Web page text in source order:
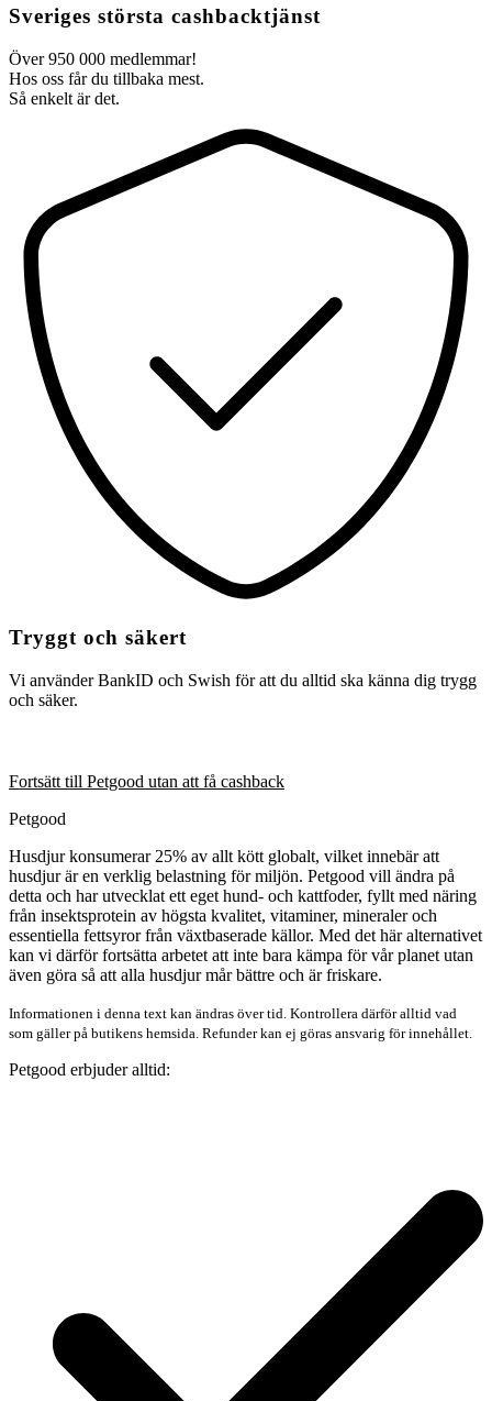
Sveriges största cashbacktjänst
Över 950 000 medlemmar!
Hos oss får du tillbaka mest.
Så enkelt är det.
Tryggt och säkert
Vi använder BankID och Swish för att du alltid ska känna dig trygg
och säker.
Fortsätt till Petgood utan att få cashback
Petgood
Husdjur konsumerar 25% av allt kött globalt, vilket innebär att
husdjur är en verklig belastning för miljön. Petgood vill ändra på
detta och har utvecklat ett eget hund- och kattfoder, fyllt med näring
från insektsprotein av högsta kvalitet, vitaminer, mineraler och
essentiella fettsyror från växtbaserade källor. Med det här alternativet
kan vi därför fortsätta arbetet att inte bara kämpa för vår planet utan
även göra så att alla husdjur mår bättre och är friskare.
Informationen i denna text kan ändras över tid. Kontrollera därför alltid vad
som gäller på butikens hemsida. Refunder kan ej göras ansvarig för innehållet.
Petgood erbjuder alltid: